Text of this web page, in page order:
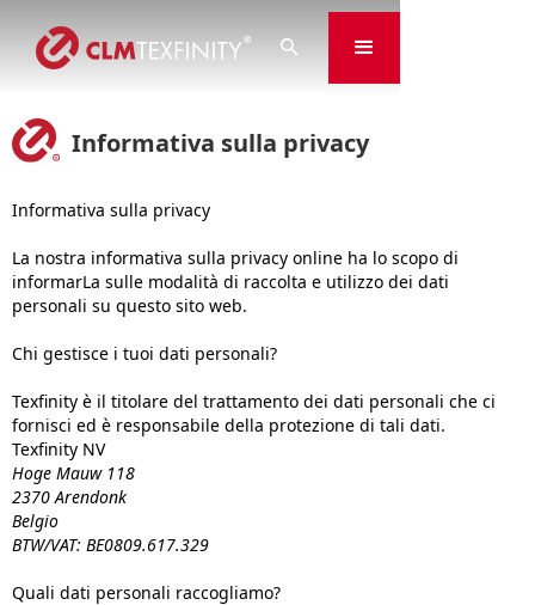

Informativa sulla privacy
Informativa sulla privacy
La nostra informativa sulla privacy online ha lo scopo di
informarLa sulle modalità di raccolta e utilizzo dei dati
personali su questo sito web.
Chi gestisce i tuoi dati personali?
Texfinity è il titolare del trattamento dei dati personali che ci
fornisci ed è responsabile della protezione di tali dati.
Texfinity NV
Hoge Mauw 118
2370 Arendonk
Belgio
BTW/VAT: BE0809.617.329
Quali dati personali raccogliamo?